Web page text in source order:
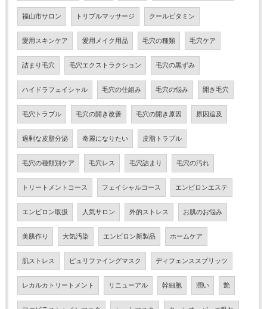
福山市サロン トリプルマッサージ クールビタミン
愛用スキンケア 愛用メイク用品 毛穴の種類 毛穴ケア
詰まり毛穴 毛穴エクストラクション 毛穴の黒ずみ
ハイドラフェイシャル 毛穴の仕組み 毛穴の悩み 開き毛穴
毛穴トラブル 毛穴の開き改善 毛穴の開き原因 原因追及
過剰な皮脂分泌 奇麗になりたい 皮脂トラブル
毛穴の種類別ケア 毛穴レス 毛穴詰まり 毛穴の汚れ
トリートメントコース フェイシャルコース エンビロンエステ
エンビロン取扱 人気サロン 外的ストレス お肌のお悩み
美肌作り 大気汚染 エンビロン新製品 ホームケア
肌ストレス ピュリファイングマスク ディフェンススプリッツ
レカルカトリートメント リニューアル 幹細胞 潤い 艶